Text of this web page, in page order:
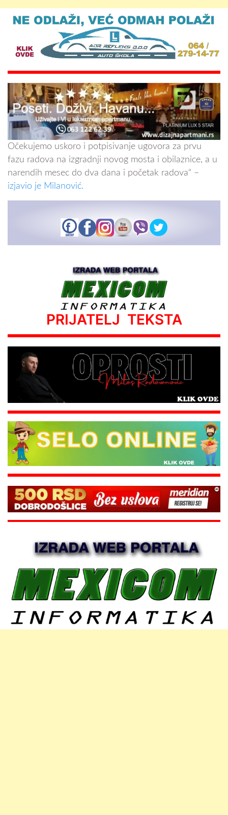
Očekujemo uskoro i potpisivanje ugovora za prvu
fazu radova na izgradnji novog mosta i obilaznice, a u
narendih mesec do dva dana i početak radova“ –
izjavio je Milanović.
PRIJATELJ TEKSTA